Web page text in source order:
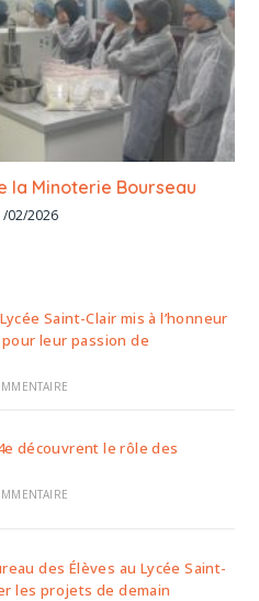
la Minoterie Bourseau
02/2026
Saint-Clair mis à l’honneur
leur passion de
découvrent le rôle des
des Élèves au Lycée Saint-
les projets de demain